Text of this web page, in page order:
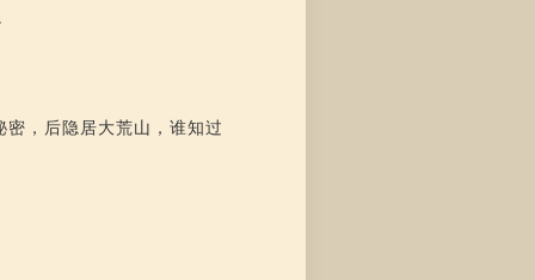
密，后隐居大荒山，谁知过